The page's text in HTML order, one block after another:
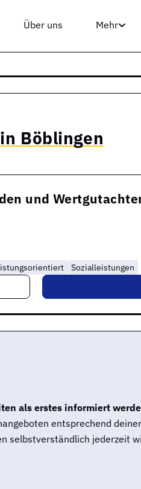
Über uns Mehr
Böblingen
und
Sozialleistungen
als erstes informiert
entsprechend
selbstverständlich jederzeit